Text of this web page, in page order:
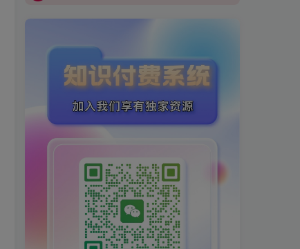
网创库-限时优惠 别错过!